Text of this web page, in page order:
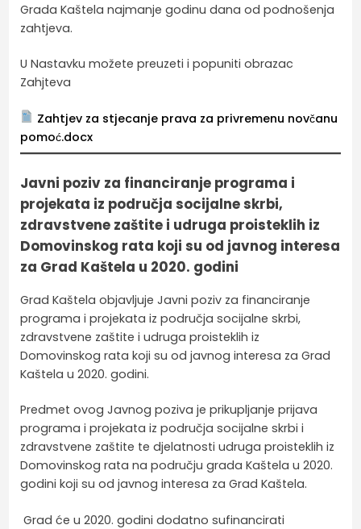
Grada Kaštela najmanje godinu dana od podnošenja
zahtjeva.
U Nastavku možete preuzeti i popuniti obrazac
Zahjteva
Zahtjev za stjecanje prava za privremenu novčanu
pomoć.docx
Javni poziv za financiranje programa i
projekata iz područja socijalne skrbi,
zdravstvene zaštite i udruga proisteklih iz
Domovinskog rata koji su od javnog interesa
za Grad Kaštela u 2020. godini
Grad Kaštela objavljuje Javni poziv za financiranje
programa i projekata iz područja socijalne skrbi,
zdravstvene zaštite i udruga proisteklih iz
Domovinskog rata koji su od javnog interesa za Grad
Kaštela u 2020. godini.
Predmet ovog Javnog poziva je prikupljanje prijava
programa i projekata iz područja socijalne skrbi i
zdravstvene zaštite te djelatnosti udruga proisteklih iz
Domovinskog rata na području grada Kaštela u 2020.
godini koji su od javnog interesa za Grad Kaštela.
Grad će u 2020. godini dodatno sufinancirati